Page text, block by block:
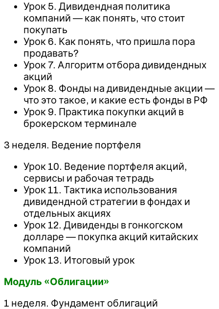
Урок 5. Дивидендная политика
компаний — как понять, что стоит
покупать
Урок 6. Как понять, что пришла пора
продавать?
Урок 7. Алгоритм отбора дивидендных
акций
Урок 8. Фонды на дивидендные акции —
что это такое, и какие есть фонды в РФ
Урок 9. Практика покупки акций в
брокерском терминале
3 неделя. Ведение портфеля
Урок 10. Ведение портфеля акций,
сервисы и рабочая тетрадь
Урок 11. Тактика использования
дивидендной стратегии в фондах и
отдельных акциях
Урок 12. Дивиденды в гонкогском
долларе — покупка акций китайских
компаний
Урок 13. Итоговый урок
Модуль «Облигации»
1 неделя. Фундамент облигаций